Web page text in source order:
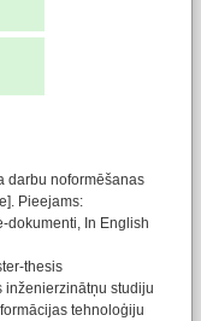
darbu noformēšanas
Pieejams:
dokumenti, In English
thesis
inženierzinātņu studiju
tehnoloģiju